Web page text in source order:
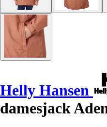
Helly Hansen
damesjack